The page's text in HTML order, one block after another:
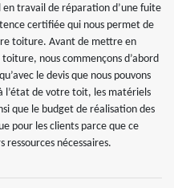
en travail de réparation d’une fuite
certifiée qui nous permet de
toiture. Avant de mettre en
nous commençons d’abord
le devis que nous pouvons
l’état de votre toit, les matériels
que le budget de réalisation des
pour les clients parce que ce
nécessaires.